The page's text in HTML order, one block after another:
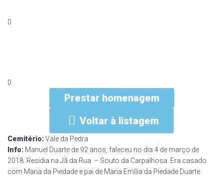
0
0
Prestar homenagem
Voltar à listagem
Cemitério:Vale da Pedra
Info: Manuel Duarte de 92 anos, faleceu no dia 4 de março de
2018. Residia na Jã da Rua – Souto da Carpalhosa. Era casado
com Maria da Piedade e pai de Maria Emília da Piedade Duarte